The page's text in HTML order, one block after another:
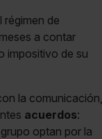
régimen de
a contar
impositivo de su
la comunicación,
acuerdos:
optan por la